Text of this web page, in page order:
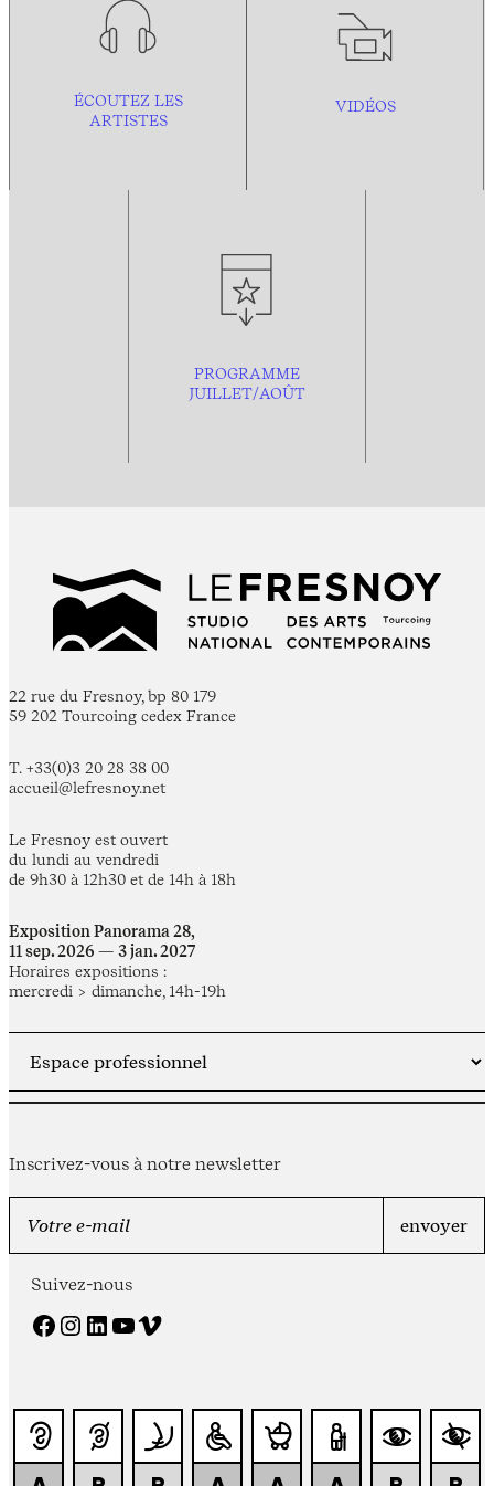
ÉCOUTEZ LES
ARTISTES
VIDÉOS
PROGRAMME
JUILLET/AOÛT
22 rue du Fresnoy, bp 80 179
59 202 Tourcoing cedex France
T. +33(0)3 20 28 38 00
accueil@lefresnoy.net
Le Fresnoy est ouvert
du lundi au vendredi
de 9h30 à 12h30 et de 14h à 18h
Exposition Panorama 28,
11 sep. 2026 — 3 jan. 2027
Horaires expositions :
mercredi > dimanche, 14h-19h
Inscrivez-vous à notre newsletter
Suivez-nous
Facebook Instagram LinkedIn YouTube Vimeo